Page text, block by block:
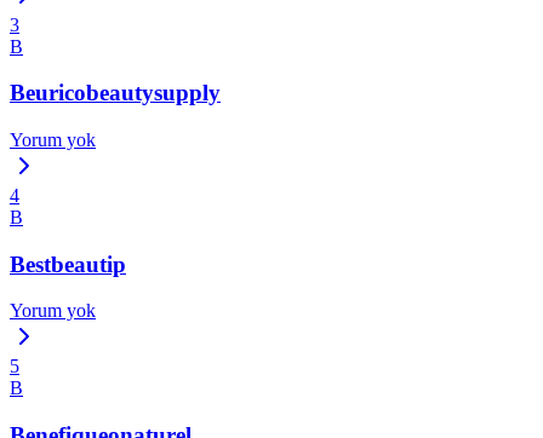
3
B
Beuricobeautysupply
Yorum yok
4
B
Bestbeautip
Yorum yok
5
B